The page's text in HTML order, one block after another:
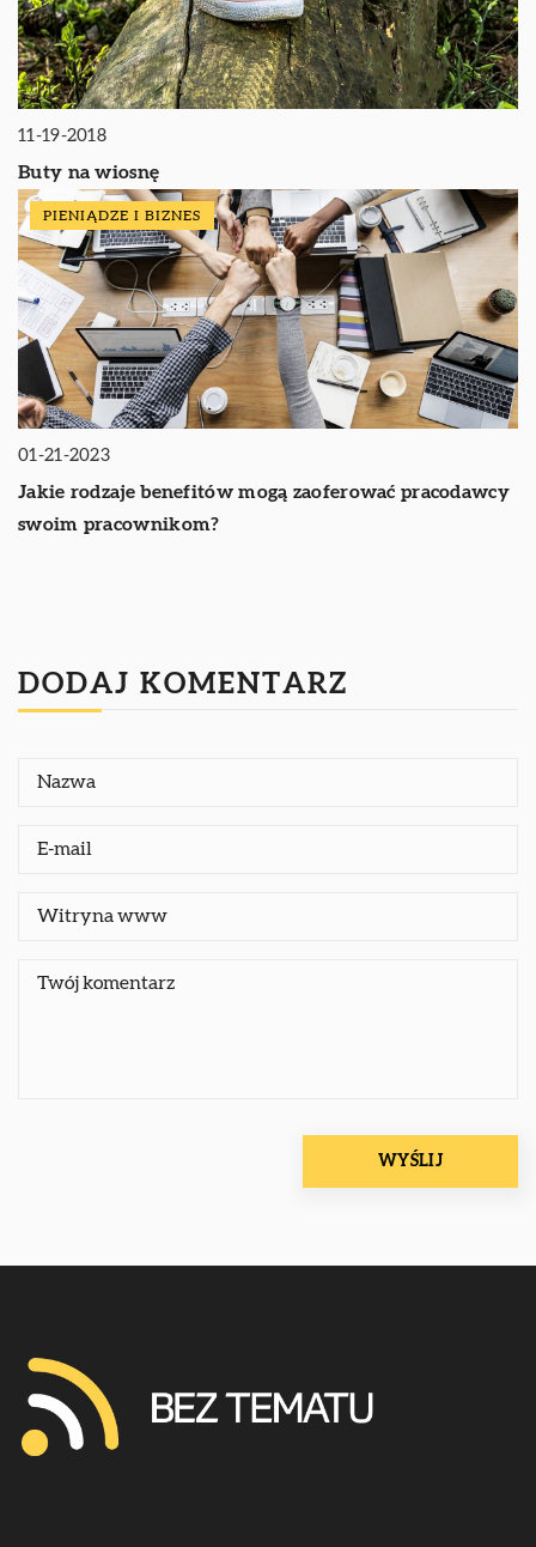
11-19-2018
Buty na wiosnę
PIENIĄDZE I BIZNES
01-21-2023
Jakie rodzaje benefitów mogą zaoferować pracodawcy
swoim pracownikom?
DODAJ KOMENTARZ